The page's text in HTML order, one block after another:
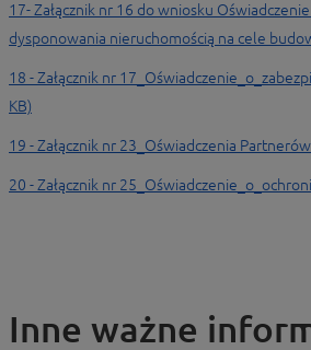
17- Załącznik nr 16 do wniosku
dysponowania nieruchomością na cele
18 - Załącznik nr
KB)
19 - Załącznik nr 23_Oświadczenia
20 - Załącznik nr
Inne ważne